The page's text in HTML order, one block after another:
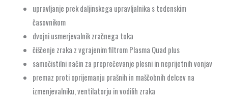
upravljanje prek daljinskega upravljalnika s tedenskim
časovnikom
dvojni usmerjevalnik zračnega toka
čiščenje zraka z vgrajenim filtrom Plasma Quad plus
samočistilni način za preprečevanje plesni in neprijetnih vonjav
premaz proti oprijemanju prašnih in maščobnih delcev na
izmenjevalniku, ventilatorju in vodilih zraka